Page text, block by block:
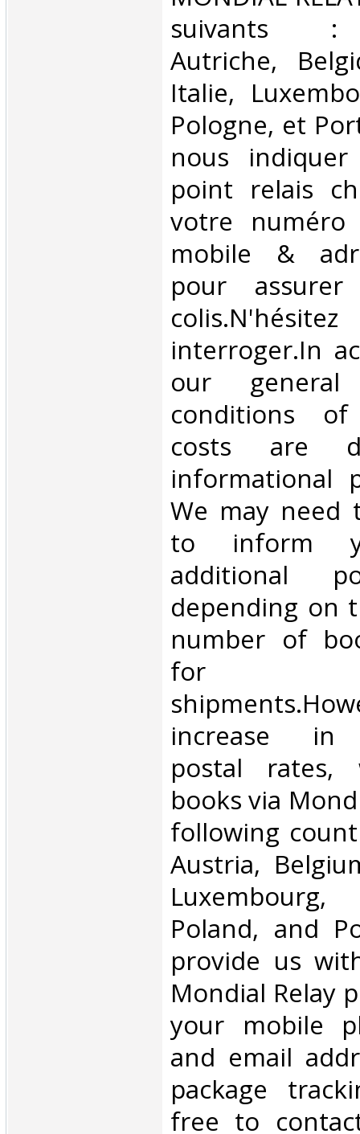
suivants :
Autriche,
Italie,
Pologne, et
nous
point relais
votre numéro
mobile &
pour
interroger.In
our
conditions of
costs are
informational
We may need
to inform
additional
depending on
number of
for
increase in
postal
books via
following
Austria,
Poland, and
provide us
Mondial Relay
your mobile
and email
package
free to